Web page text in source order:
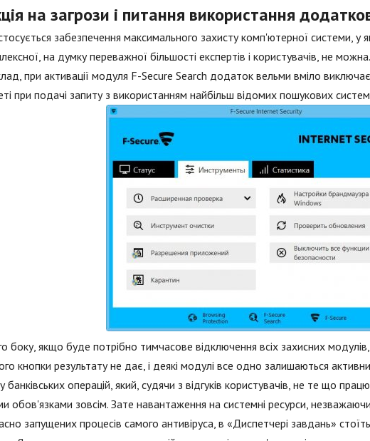
на загрози і питання використання
забезпечення максимального захисту комп'ютерної системи, у
на думку переважної більшості експертів і користувачів, не
при активації модуля F-Secure Search додаток вельми вміло
при подачі запиту з використанням найбільш відомих пошукових
боку, якщо буде потрібно тимчасове відключення всіх захисних
кнопки результату не дає, і деякі модулі все одно залишаються
банківських операцій, який, судячи з відгуків користувачів, не те що
обов'язками зовсім. Зате навантаження на системні ресурси, незважаючи
запущених процесів самого антивіруса, в «Диспетчері завдань»